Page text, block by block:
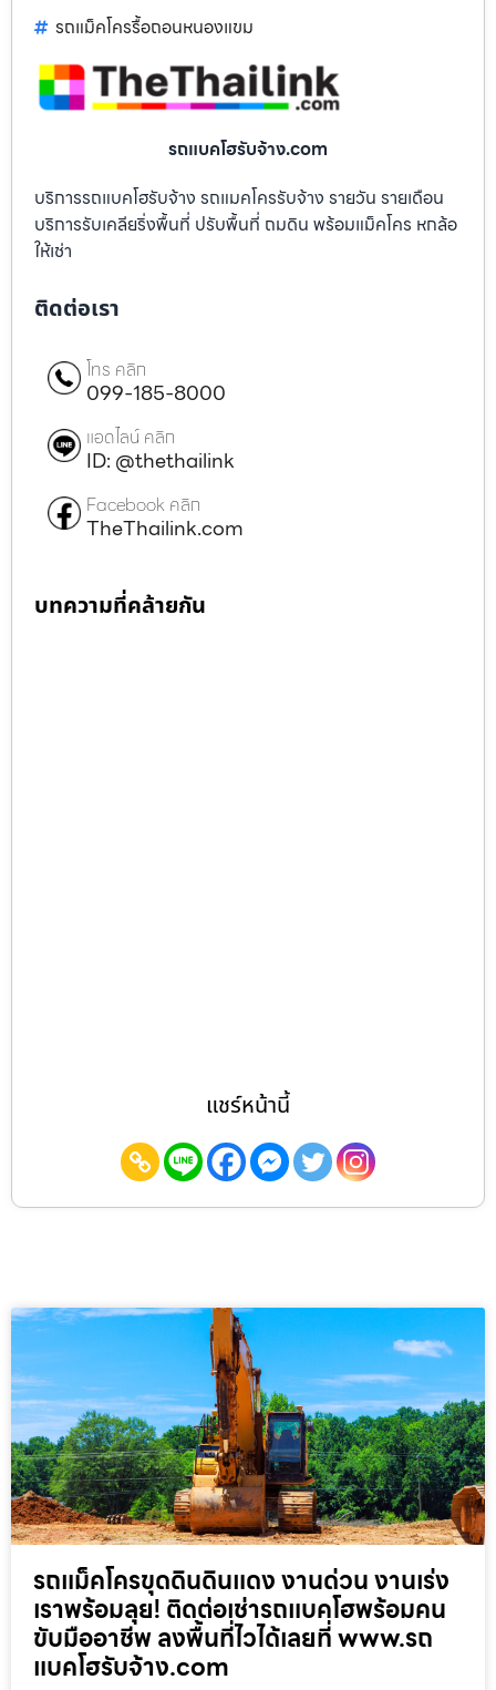
รถแม็คโครรื้อถอนหนองแขม
รถแบคโฮรับจ้าง.com
บริการรถแบคโฮรับจ้าง รถแมคโครรับจ้าง รายวัน รายเดือน
บริการรับเคลียริ่งพื้นที่ ปรับพื้นที่ ถมดิน พร้อมแม็คโคร หกล้อ
ให้เช่า
ติดต่อเรา
โทร คลิก
099-185-8000
แอดไลน์ คลิก
ID: @thethailink
Facebook คลิก
TheThailink.com
บทความที่คล้ายกัน
แชร์หน้านี้
รถแม็คโครขุดดินดินแดง งานด่วน งานเร่ง
เราพร้อมลุย! ติดต่อเช่ารถแบคโฮพร้อมคน
ขับมืออาชีพ ลงพื้นที่ไวได้เลยที่ www.รถ
แบคโฮรับจ้าง.com